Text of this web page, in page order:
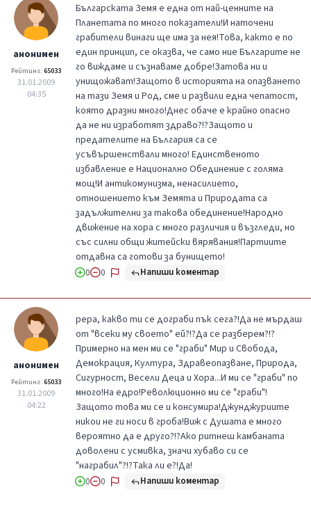
анонимен
Рейтинг: 65033
31.01.2009
04:35
Българската Земя е една от най-ценните на
Планетата по много показатели!И наточени
грабители винаги ще има за нея!Това, както е по
един принцип, се оказва, че само ние Българите не
го виждаме и съзнаваме добре!Затова ни и
унищожават!Защото в историята на опазването
на тази Земя и Род, сме и развили една чепатост,
която дразни много!Днес обаче е крайно опасно
да не ни изработят здраво?!?Защото и
предателите на България са се
усъвършенствали много! Единственото
избавление е Национално Обединение с голяма
мощ!И антикомунизма, ненасилието,
отношението към Земята и Природата са
задължителни за такова обединение!Народно
движение на хора с много различия и възгледи, но
със силни общи житейски вярявания!Партиите
отдавна са готови за бунището!
0 0 Напиши коментар
анонимен
Рейтинг: 65033
31.01.2009
04:22
рера, какво ти се дограби пък сега?!Да не мърдаш
от "всеки му своето" ей?!?Да се разберем?!?
Примерно на мен ми се "граби" Мир и Свобода,
Демокрация, Култура, Здравеопазване, Природа,
Сигурност, Весели Деца и Хора...И ми се "граби" по
много!На едро!Революционно ми се "граби"!
Защото това ми се и консумира!Джунджуриите
никои не ги носи в гроба!Виж с Душата е много
вероятно да е друго?!?Ако ритнеш камбаната
доволени с усмивка, значи хубаво си се
"награбил"?!?Така ли е?!Да!
0 0 Напиши коментар